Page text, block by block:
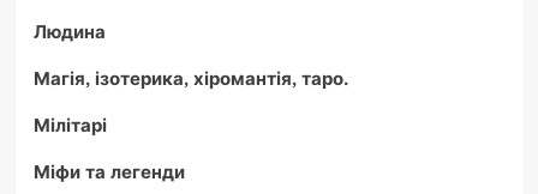
Людина
Магія, ізотерика, хіромантія, таро.
Мілітарі
Міфи та легенди